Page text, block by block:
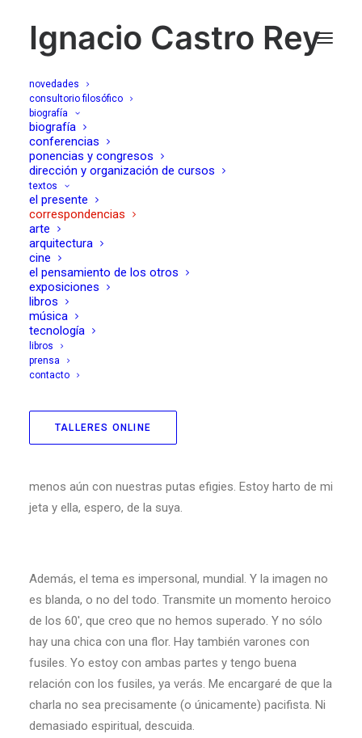
Ignacio Castro Rey
novedades
consultorio filosófico
biografía
biografía
conferencias
ponencias y congresos
dirección y organización de cursos
textos
el presente
correspondencias
arte
arquitectura
cine
el pensamiento de los otros
exposiciones
libros
música
tecnología
libros
prensa
contacto
TALLERES ONLINE
a ver
09/02/2015
Querido E.
Acabas de decirme en el contestador que no hay prisa,
por lo tanto (dada mi fe en ti) yo ahora no tengo ninguna.
Me costó Dios y ayuda que D. y su amigo cambiasen otra
imagen anterior, más blanda. Ni de coña le digo yo ahora
menos aún con nuestras putas efigies. Estoy harto de mi
jeta y ella, espero, de la suya.
Además, el tema es impersonal, mundial. Y la imagen no
es blanda, o no del todo. Transmite un momento heroico
de los 60′, que creo que no hemos superado. Y no sólo
hay una chica con una flor. Hay también varones con
fusiles. Yo estoy con ambas partes y tengo buena
relación con los fusiles, ya verás. Me encargaré de que la
charla no sea precisamente (o únicamente) pacifista. Ni
demasiado espiritual, descuida.